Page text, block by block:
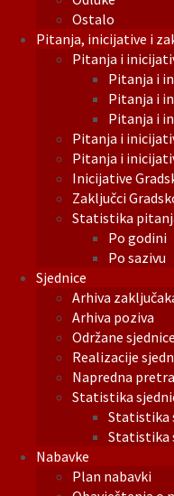
Ostalo
Pitanja, inicijative i
Pitanja i
Pitanja i
Pitanja i
Pitanja i
Pitanja i
Pitanja i
Inicijative
Zaključci
Statistika
Po godini
Po sazivu
Sjednice
Arhiva
Arhiva poziva
Održane sjednice
Realizacije
Napredna
Statistika
Statistika
Statistika
Nabavke
Plan nabavki